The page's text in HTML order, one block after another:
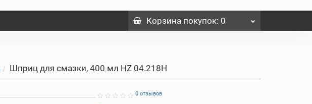
Корзинапокупок: 0
Шприц для смазки, 400 мл HZ 04.218H
0 отзывов